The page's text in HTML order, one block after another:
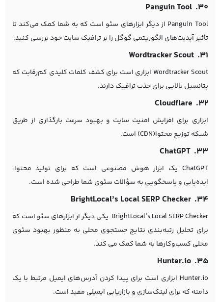
۳۰. Panguin Tool
Panguin Tool از دیگر ابزارهای سئو است که به شما کمک می‌کند تا
تأثیر آپدیت‌های الگوریتمی گوگل را بر ترافیک سایت خود بررسی کنید.
۳۱. Wordtracker Scout
Wordtracker Scout ابزاری است برای کشف کلمات کلیدی کم‌رقابت که
پتانسیل بالایی برای جذب ترافیک دارند.
۳۲. Cloudflare
ابزاری برای افزایش امنیت سایت و بهبود سرعت بارگذاری از طریق
شبکه توزیع محتوا(CDN) است.
۳۳. ChatGPT
ChatGPT یک ابزار هوش مصنوعی است که برای تولید محتوا،
ایده‌یابی و پاسخگویی به سؤالات سئوی شما طراحی شده است.
۳۴. BrightLocal’s Local SERP Checker
BrightLocal’s Local SERP Checker یکی دیگر از ابزارهای سئو است که
برای تحلیل رتبه‌بندی نتایج جستجوی محلی به منظور بهبود سئوی
محلی کسب‌وکارها به شما کمک می کند.
۳۵. Hunter.io
Hunter.io ابزاری است برای پیدا کردن آدرس‌های ایمیل مرتبط با یک
دامنه که برای لینک‌سازی و بازاریابی ایمیلی مفید است.